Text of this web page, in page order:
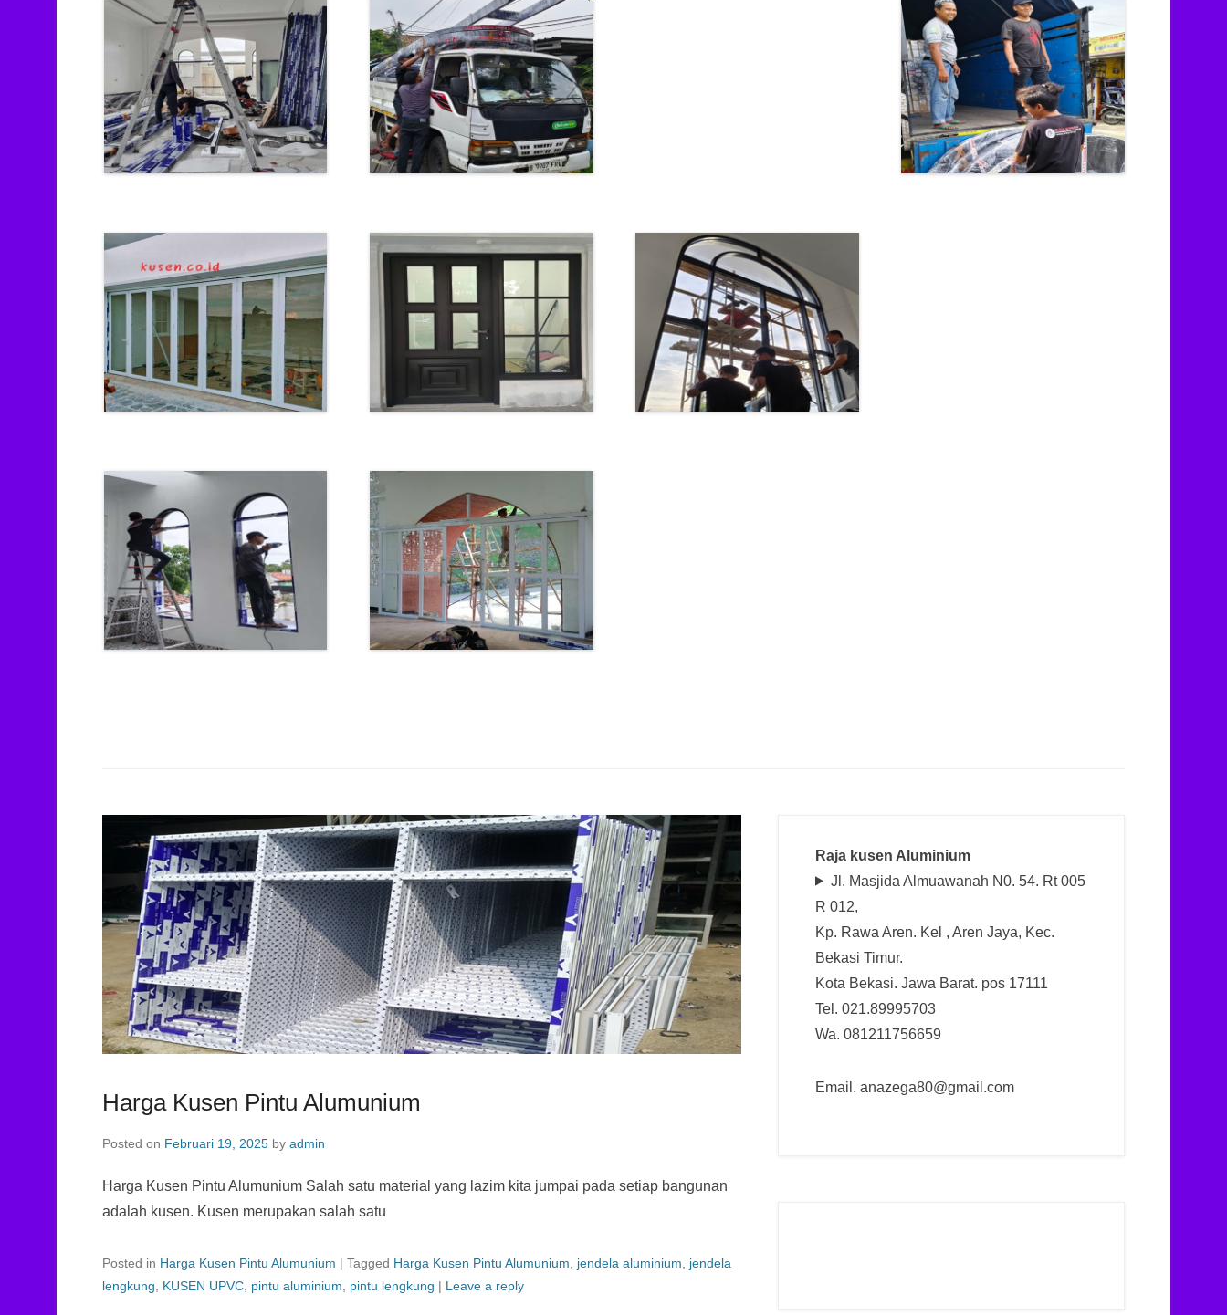
Harga Kusen Pintu Alumunium
Posted on Februari 19, 2025 by admin
Harga Kusen Pintu Alumunium Salah satu material yang lazim kita jumpai pada setiap bangunan
adalah kusen. Kusen merupakan salah satu
Posted in Harga Kusen Pintu Alumunium | Tagged Harga Kusen Pintu Alumunium jendela aluminium
jendela
lengkung
KUSEN UPVC pintu aluminium pintu lengkung | Leave a reply
Raja kusen Aluminium
Jl. Masjida Almuawanah N0. 54. Rt 005
R 012,
Kp. Rawa Aren. Kel , Aren Jaya, Kec.
Bekasi Timur.
Kota Bekasi. Jawa Barat. pos 17111
Tel. 021.89995703
Wa. 081211756659
Email. anazega80@gmail.com